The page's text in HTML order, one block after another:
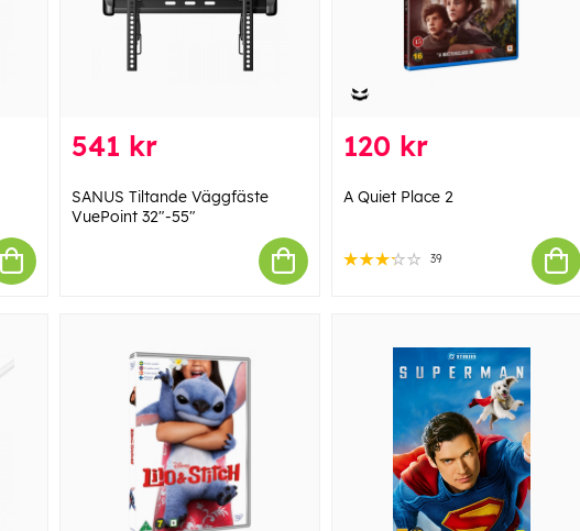
541 kr
SANUS Tiltande Väggfäste
VuePoint 32"-55"
120 kr
A Quiet Place 2
39